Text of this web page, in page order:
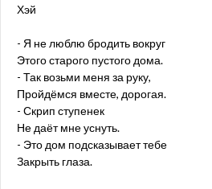
Хэй
- Я не люблю бродить вокруг
Этого старого пустого дома.
- Так возьми меня за руку,
Пройдёмся вместе, дорогая.
- Скрип ступенек
Не даёт мне уснуть.
- Это дом подсказывает тебе
Закрыть глаза.